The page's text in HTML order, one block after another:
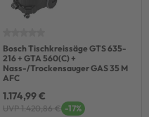
Bosch Tischkreissäge GTS 635-
216 + GTA 560(C) +
Nass-/Trockensauger GAS 35 M
AFC
1.174,99 €
UVP 1.420,86 € -17%